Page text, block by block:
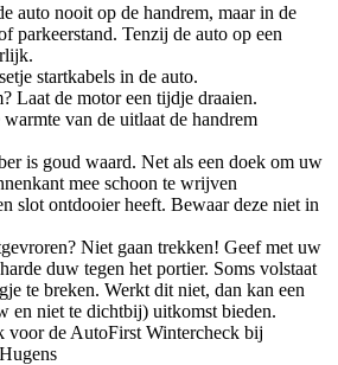
auto nooit op de handrem, maar in de
parkeerstand. Tenzij de auto op een
startkabels in de auto.
Laat de motor een tijdje draaien.
van de uitlaat de handrem
is goud waard. Net als een doek om uw
mee schoon te wrijven
slot ontdooier heeft. Bewaar deze niet in
Niet gaan trekken! Geef met uw
duw tegen het portier. Soms volstaat
te breken. Werkt dit niet, dan kan een
en niet te dichtbij) uitkomst bieden.
voor de AutoFirst Wintercheck bij